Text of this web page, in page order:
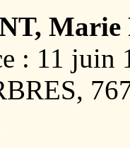
Marie
: 11